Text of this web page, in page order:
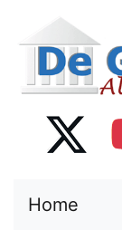
Home